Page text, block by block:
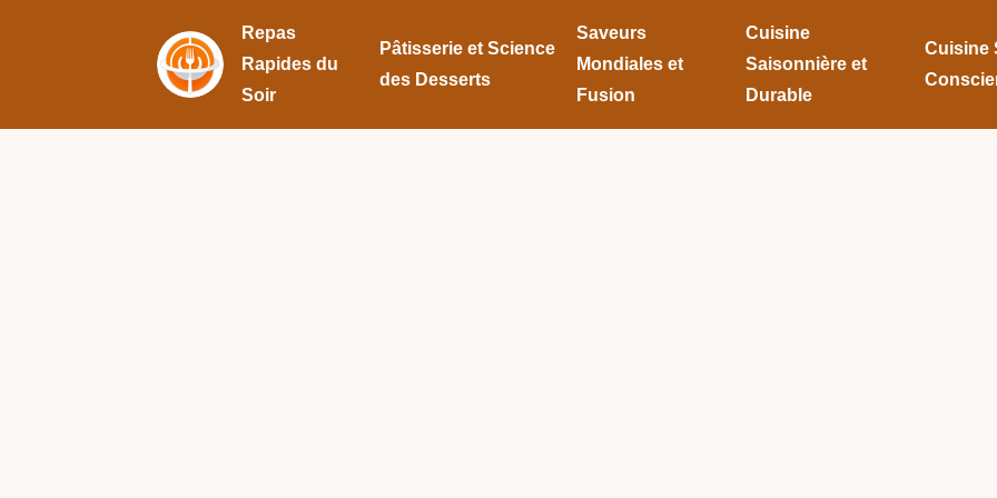
Repas
Rapides du
Soir
Pâtisserie et Science
des Desserts
Saveurs
Mondiales et
Fusion
Cuisine
Saisonnière et
Durable
Cuisine